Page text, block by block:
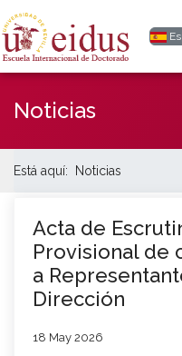
Noticias
Está aquí: Noticias
Acta de
Provisional de
a
Dirección
18 May 2026